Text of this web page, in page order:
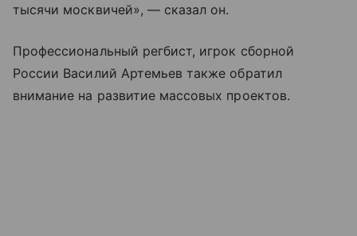
тысячи москвичей», — сказал он.
Профессиональный регбист, игрок сборной
России Василий Артемьев также обратил
внимание на развитие массовых проектов.